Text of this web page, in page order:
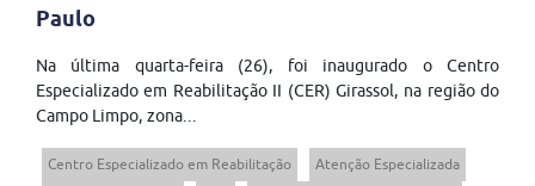
Paulo
Na última quarta-feira (26), foi inaugurado o Centro
Especializado em Reabilitação II (CER) Girassol, na região do
Campo Limpo, zona...
Centro Especializado em Reabilitação
Atenção Especializada